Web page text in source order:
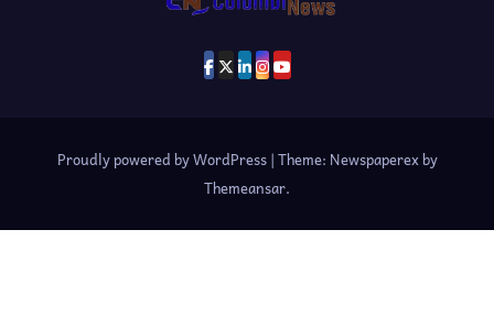
Proudly powered by WordPress|Theme: Newspaperex by
Themeansar.